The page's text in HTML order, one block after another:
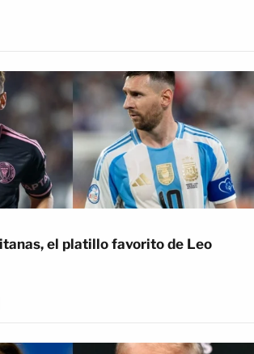
el platillo favorito de Leo